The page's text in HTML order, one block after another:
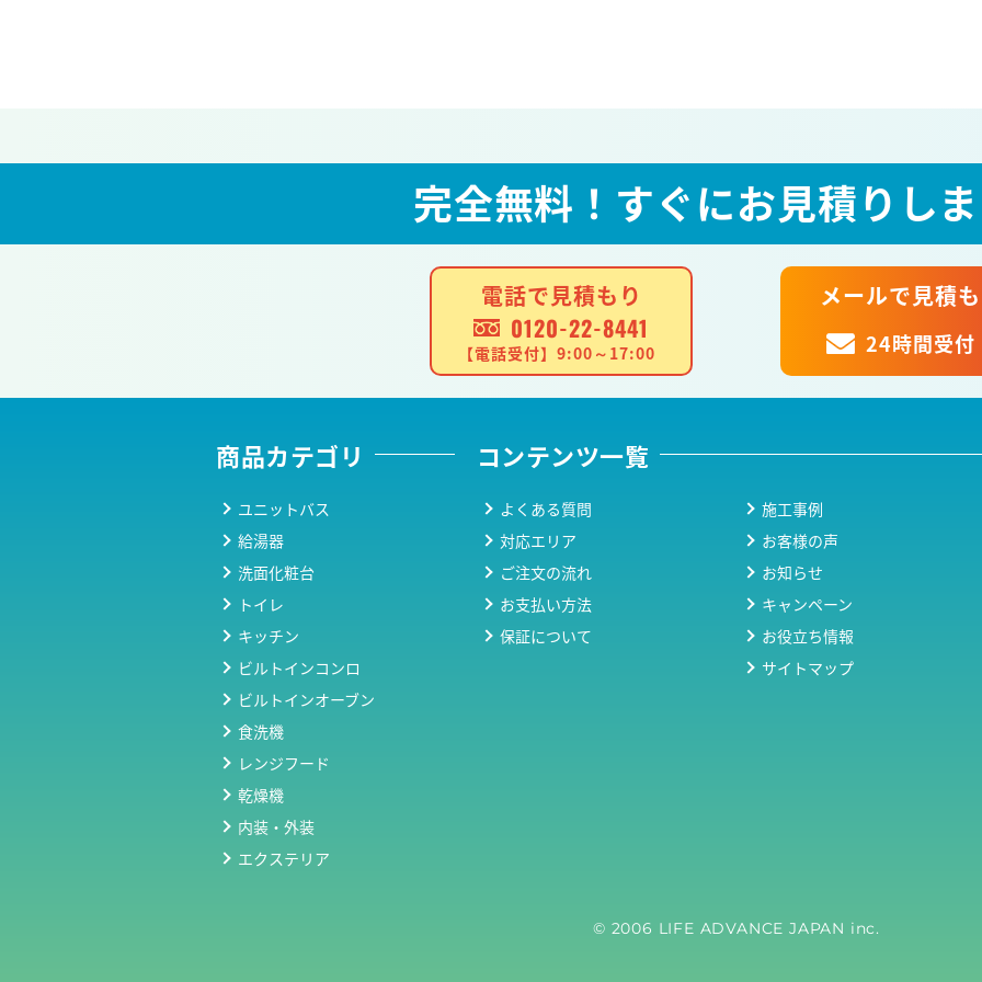
完全無料！ すぐにお見積りし
電話で見積もり
0120-22-8441
【電話受付】9:00～17:00
メールで見積
24時間受付
商品カテゴリ コンテンツ一覧
ユニットバス
給湯器
洗面化粧台
トイレ
キッチン
ビルトインコンロ
ビルトインオーブン
食洗機
レンジフード
乾燥機
内装・外装
エクステリア
よくある質問
対応エリア
ご注文の流れ
お支払い方法
保証について
施工事例
お客様の声
お知らせ
キャンペーン
お役立ち情報
サイトマップ
© 2006 LIFE ADVANCE JAPAN inc.